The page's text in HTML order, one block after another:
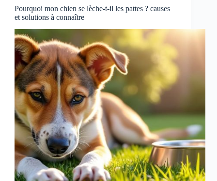
Pourquoi mon chien se lèche-t-il les pattes ? causes
et solutions à connaître